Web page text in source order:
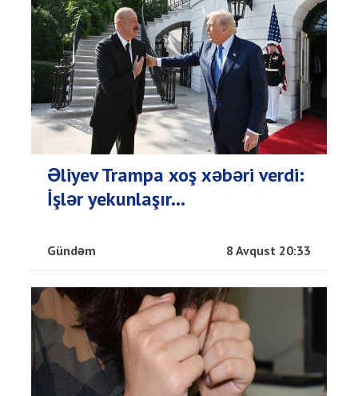
Əliyev Trampa xoş xəbəri verdi:
İşlər yekunlaşır...
Gündəm 8 Avqust 20:33